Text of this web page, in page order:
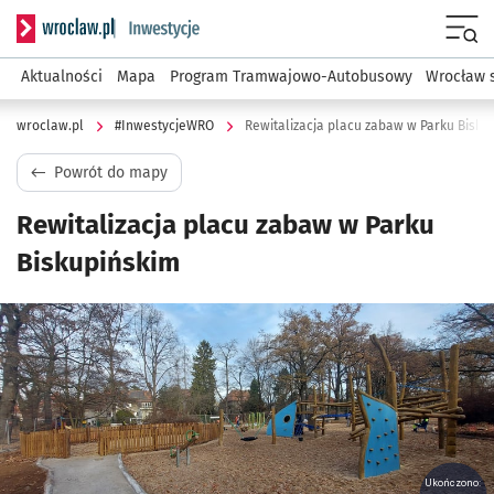
Serwis informacyjny wroclaw.pl podserwis:
Aktualności Mapa Program Tramwajowo-Autobusowy Wrocław
wroclaw.pl #InwestycjeWRO Rewitalizacja placu zabaw w Parku
Powrót do mapy
Rewitalizacja placu zabaw w Parku
Biskupińskim
Kliknij, aby powiększyć
Ukończono: